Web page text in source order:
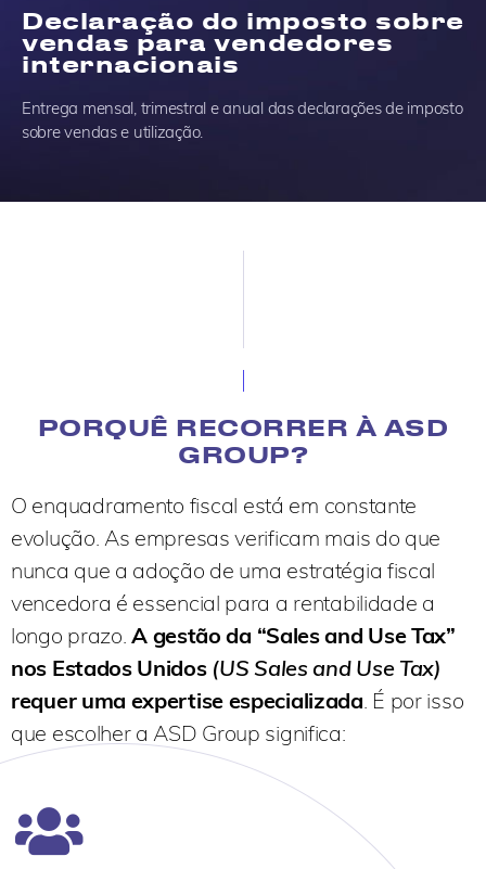
Declaração do imposto sobre
vendas para vendedores
internacionais
Entrega mensal, trimestral e anual das declarações de imposto
sobre vendas e utilização.
PORQUÊ RECORRER À ASD
GROUP?
O enquadramento fiscal está em constante
evolução. As empresas verificam mais do que
nunca que a adoção de uma estratégia fiscal
vencedora é essencial para a rentabilidade a
longo prazo.A gestão da “Sales and Use Tax”
nos Estados Unidos (US Sales and Use Tax)
requer uma expertise especializada. É por isso
que escolher a ASD Group significa: